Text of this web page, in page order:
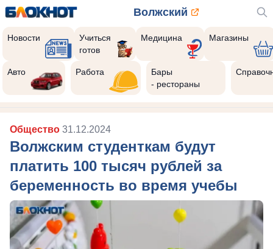
Волжский
Новости
Учиться
готов
Медицина Магазины
Авто Работа
Бары
- рестораны
Общество 31.12.2024
Волжским студенткам будут
платить 100 тысяч рублей за
беременность во время учебы